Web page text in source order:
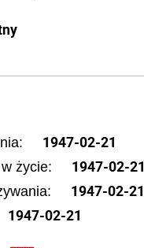
1947-02-21
życie: 1947-02-21
1947-02-21
1947-02-21